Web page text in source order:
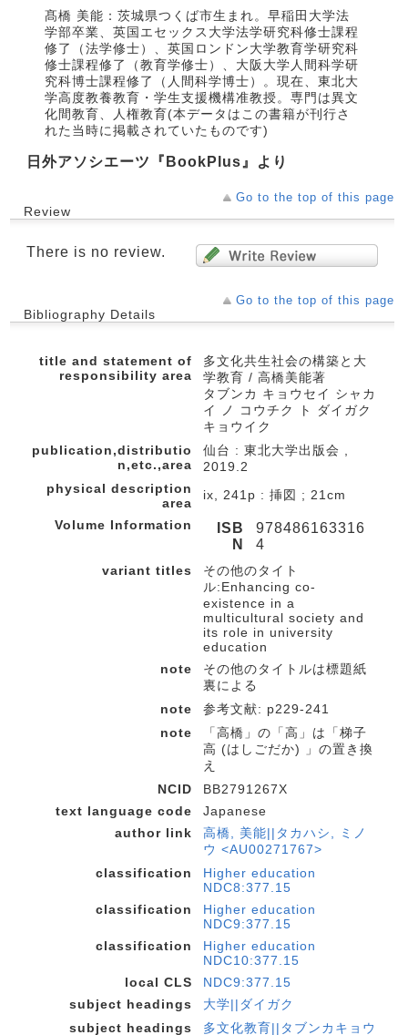
髙橋 美能：茨城県つくば市生まれ。早稲田大学法
学部卒業、英国エセックス大学法学研究科修士課程
修了（法学修士）、英国ロンドン大学教育学研究科
修士課程修了（教育学修士）、大阪大学人間科学研
究科博士課程修了（人間科学博士）。現在、東北大
学高度教養教育・学生支援機構准教授。専門は異文
化間教育、人権教育(本データはこの書籍が刊行さ
れた当時に掲載されていたものです)
日外アソシエーツ『BookPlus』より
Go to the top of this page
Review
There is no review.
Go to the top of this page
Bibliography Details
title and statement of
responsibility area
多文化共生社会の構築と大
学教育 / 高橋美能著
タブンカ キョウセイ シャカ
イ ノ コウチク ト ダイガク
キョウイク
publication,distributio
n,etc.,area
仙台 : 東北大学出版会 ,
2019.2
physical description
area
ix, 241p : 挿図 ; 21cm
Volume Information
ISB
N
978486163316
4
variant titles
その他のタイト
ル:Enhancing co-
existence in a
multicultural society and
its role in university
education
note
その他のタイトルは標題紙
裏による
note
参考文献: p229-241
note
「高橋」の「高」は「梯子
高 (はしごだか) 」の置き換
え
NCID
BB2791267X
text language code
Japanese
author link
高橋, 美能||タカハシ, ミノ
ウ <AU00271767>
classification
Higher education
NDC8:377.15
classification
Higher education
NDC9:377.15
classification
Higher education
NDC10:377.15
local CLS
NDC9:377.15
subject headings
大学||ダイガク
subject headings
多文化教育||タブンカキョウ